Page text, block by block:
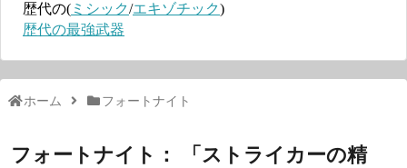
歴代の( ミシック/エキゾチック)
歴代の最強武器
ホーム フォートナイト
フォートナイト： 「ストライカーの精